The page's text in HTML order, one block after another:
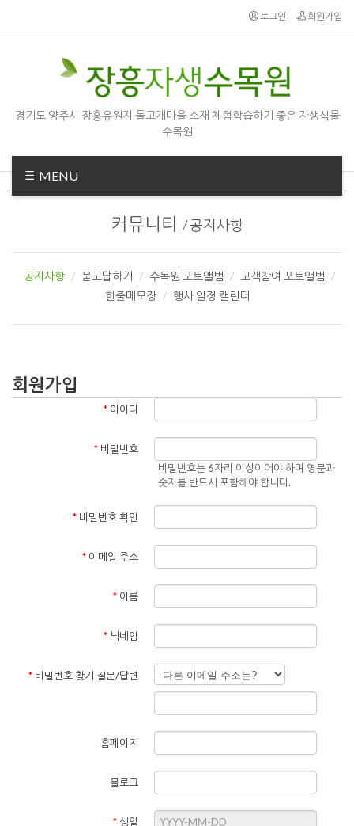
로그인 회원가입
경기도 양주시 장흥유원지 돌고개마을 소재 체험학습하기 좋은 자생식물
수목원
MENU
커뮤니티 /공지사항
공지사항 묻고답하기 수목원 포토앨범
고객참여 포토앨범
한줄메모장
행사 일정 캘린더
회원가입
* 아이디
* 비밀번호
비밀번호는 6자리 이상이어야 하며 영문과
숫자를 반드시 포함해야 합니다.
* 비밀번호 확인
* 이메일 주소
* 이름
* 닉네임
* 비밀번호 찾기 질문/답변
홈페이지
블로그
* 생일